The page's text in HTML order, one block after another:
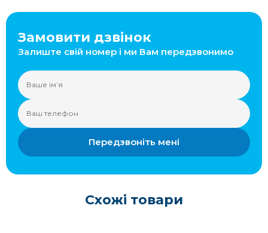
Замовити дзвінок
Залиште свій номер і ми Вам передзвонимо
Передзвоніть мені
Схожі товари